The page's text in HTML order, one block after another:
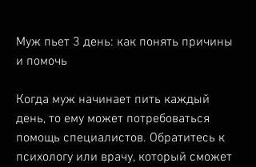
Муж пьет 3 день: как понять причины
и помочь
Когда муж начинает пить каждый
день, то ему может потребоваться
помощь специалистов. Обратитесь к
психологу или врачу, который сможет